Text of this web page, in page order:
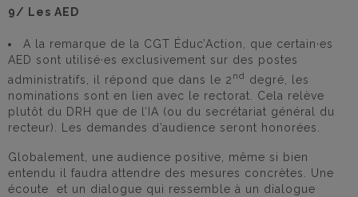
9/ Les AED
A la remarque de la CGT Éduc’Action, que certain·es
AED sont utilisé·es exclusivement sur des postes
administratifs, il répond que dans le 2 nd degré, les
nominations sont en lien avec le rectorat. Cela relève
plutôt du DRH que de l’IA (ou du secrétariat général du
recteur). Les demandes d’audience seront honorées.
Globalement, une audience positive, même si bien
entendu il faudra attendre des mesures concrètes. Une
écoute et un dialogue qui ressemble à un dialogue